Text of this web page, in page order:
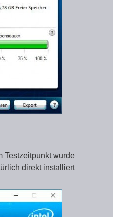
Testzeitpunkt wurde
direkt installiert